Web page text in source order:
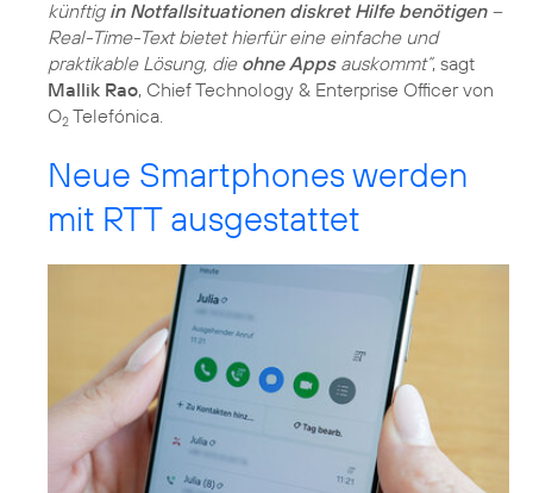
künftig in Notfallsituationen diskret Hilfe benötigen–
Real-Time-Text bietet hierfür eine einfache und
praktikable Lösung, die ohne Appsauskommt“, sagt
Mallik Rao, Chief Technology & Enterprise Officer von
O2 Telefónica.
Neue Smartphones werden
mit RTT ausgestattet